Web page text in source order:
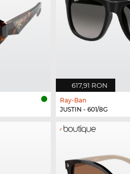
617,91 RON
Ray-Ban
JUSTIN - 601/8G